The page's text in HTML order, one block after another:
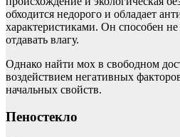
обходится недорого и обладает
характеристиками. Он способен
отдавать влагу.
Однако найти мох в свободном
воздействием негативных
начальных свойств.
Пеностекло